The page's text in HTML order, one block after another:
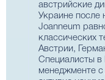
австрийские
Украине после
Joanneum
классических
Австрии,
Специалисты в
менеджменте